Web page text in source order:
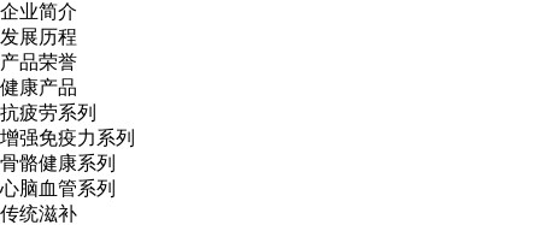
企业简介
发展历程
产品荣誉
健康产品
抗疲劳系列
增强免疫力系列
骨骼健康系列
心脑血管系列
传统滋补